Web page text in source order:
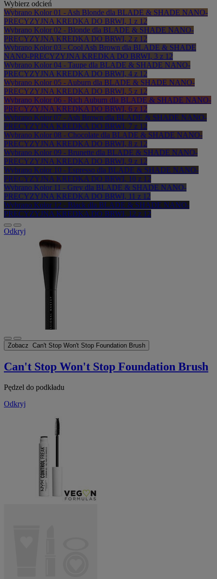
Wybierz odcień
Wybrano Kolor 01 - Ash Blonde dla BLADE & SHADE NANO-
PRECYZYJNA KREDKA DO BRWI, 1 z 12
Wybrano Kolor 02 - Blonde dla BLADE & SHADE NANO-
PRECYZYJNA KREDKA DO BRWI, 2 z 12
Wybrano Kolor 03 - Cool Ash Brown dla BLADE & SHADE
NANO-PRECYZYJNA KREDKA DO BRWI, 3 z 12
Wybrano Kolor 04 - Taupe dla BLADE & SHADE NANO-
PRECYZYJNA KREDKA DO BRWI, 4 z 12
Wybrano Kolor 05 - Auburn dla BLADE & SHADE NANO-
PRECYZYJNA KREDKA DO BRWI, 5 z 12
Wybrano Kolor 06 - Rich Auburn dla BLADE & SHADE NANO-
PRECYZYJNA KREDKA DO BRWI, 6 z 12
Wybrano Kolor 07 - Ash Brown dla BLADE & SHADE NANO-
PRECYZYJNA KREDKA DO BRWI, 7 z 12
Wybrano Kolor 08 - Chocolate dla BLADE & SHADE NANO-
PRECYZYJNA KREDKA DO BRWI, 8 z 12
Wybrano Kolor 09 - Brunette dla BLADE & SHADE NANO-
PRECYZYJNA KREDKA DO BRWI, 9 z 12
Wybrano Kolor 10 - Espresso dla BLADE & SHADE NANO-
PRECYZYJNA KREDKA DO BRWI, 10 z 12
Wybrano Kolor 11 - Grey dla BLADE & SHADE NANO-
PRECYZYJNA KREDKA DO BRWI, 11 z 12
Wybrano Kolor 12 - Black dla BLADE & SHADE NANO-
PRECYZYJNA KREDKA DO BRWI, 12 z 12
Odkryj
Zobacz Can't Stop Won't Stop Foundation Brush
Can't Stop Won't Stop Foundation Brush
Pędzel do podkładu
Odkryj